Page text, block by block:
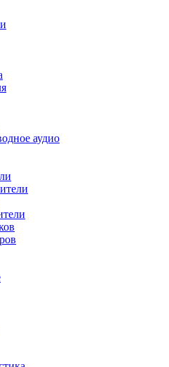
аудио